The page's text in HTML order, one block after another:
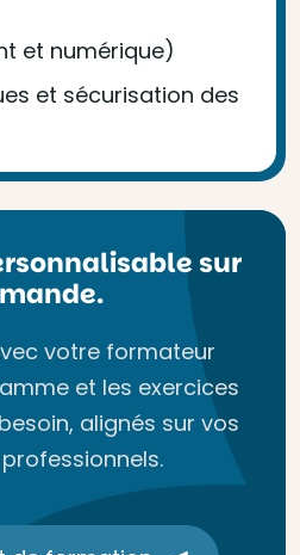
et numérique)
et sécurisation des
sur
votre formateur
et les exercices
alignés sur vos